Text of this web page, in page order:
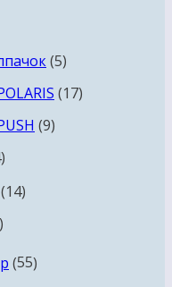
55
товаров
1717
99
14
товаров
1414
3
5555